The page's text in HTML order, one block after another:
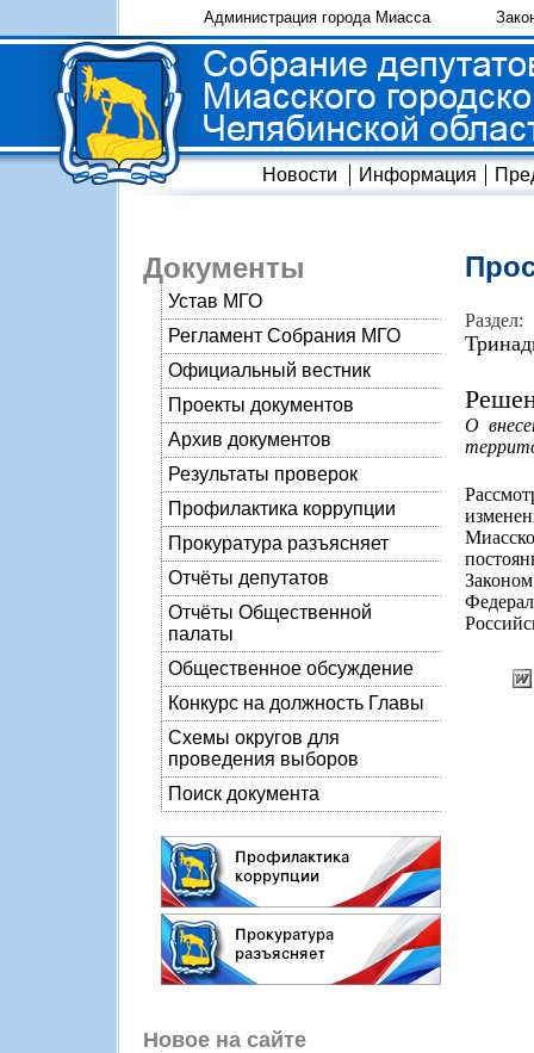
Администрация города Миасса
Новости Информация
Документы
Устав МГО
Регламент Собрания МГО
Официальный вестник
Проекты документов
Архив документов
Результаты проверок
Профилактика коррупции
Прокуратура разъясняет
Отчёты депутатов
Отчёты Общественной
палаты
Общественное обсуждение
Конкурс на должность Главы
Схемы округов для
проведения выборов
Поиск документа
Новое на сайте
Раздел:
О